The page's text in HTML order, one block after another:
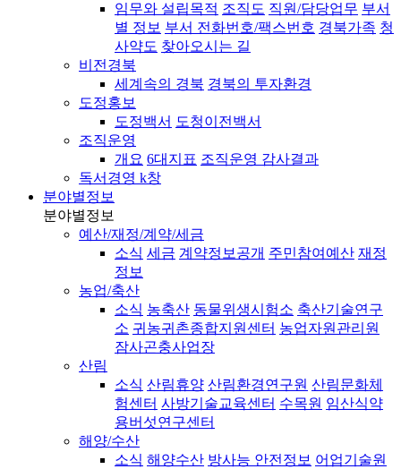
임무와 설립목적 조직도 직원/담당업무 부서
별 정보 부서 전화번호/팩스번호 경북가족 청
사약도 찾아오시는 길
비전경북
세계속의 경북 경북의 투자환경
도정홍보
도정백서 도청이전백서
조직운영
개요 6대지표 조직운영 감사결과
독서경영 k창
분야별정보
분야별정보
예산/재정/계약/세금
소식 세금 계약정보공개 주민참여예산 재정
정보
농업/축산
소식 농축산 동물위생시험소 축산기술연구
소 귀농귀촌종합지원센터 농업자원관리원
잠사곤충사업장
산림
소식 산림휴양 산림환경연구원 산림문화체
험센터 사방기술교육센터 수목원 임산식약
용버섯연구센터
해양/수산
소식 해양수산 방사능 안전정보 어업기술원